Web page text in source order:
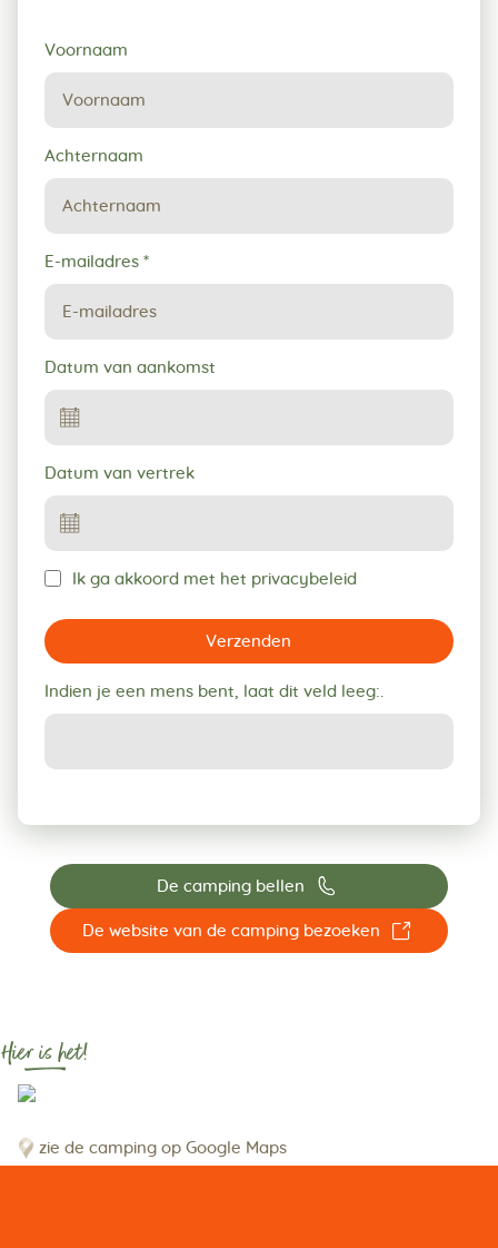
Verzoek
tot
reservering
Voornaam
Achternaam
E-mailadres *
Datum van aankomst
Datum van vertrek
Ik ga akkoord met het privacybeleid
Verzenden
Indien je een mens bent, laat dit veld leeg:.
De camping bellen 📞
De website van de camping bezoeken ☐
Hier is het!
zie de camping op Google Maps